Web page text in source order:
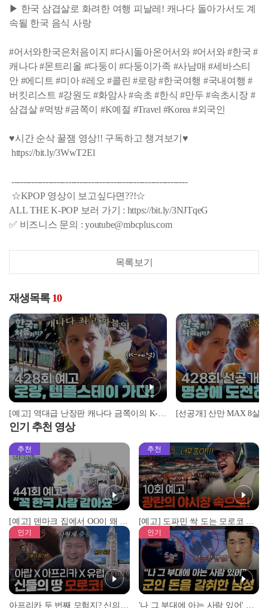
▶ 한국 삼겹살로 화려한 여행 피날레! 캐나다 돌아가서도 계
속될 한국 음식 사랑
#어서와한국은처음이지 #다시돌아온어서와 #어서와 #한국 #
캐나다 #몬트리올 #다둥이 #다둥이가족 #사남매 #세바스티
안 #에디트 #미아 #레오 #콜린 #로랑 #한국여행 #국내여행 #
버킷리스트 #강원도 #화암사 #속초 #한식 #만두 #속초시장 #
삼겹살 #먹방 #금쪽이 #K예절 #Travel #Korea #외국인
♥시간 순삭 꿀잼 영상!! 구독하고 챙겨보기♥
https://bit.ly/3WwT2El
--------------------------------------------------------------
☆KPOP 영상이 보고싶다면??!☆
ALL THE K-POP 보러 가기 : https://bit.ly/3NJTqeG
✅ 비즈니스 문의 : youtube@mbcplus.com
목록보기
재생목록 10
[예고] 역대급 난장판 캐나다 금쪽이의 K-예절 솔루션! 과연 그 결과는?!
인기 추천 영상
추천
[예고] 덴마크 집에서 OO이 왜 나와...? 이상할 정도로 한국을 사랑하는 우리 형을 제보합니다!
추천
[예고] 도파민 싹 도는 모로코 야시장 투어!
인기 인기